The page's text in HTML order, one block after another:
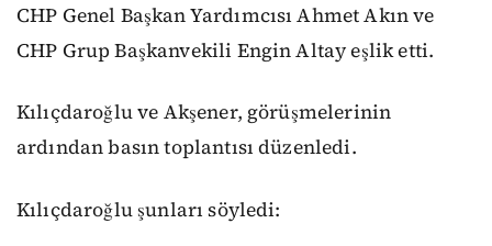
CHP Genel Başkan Yardımcısı Ahmet Akın ve
CHP Grup Başkanvekili Engin Altay eşlik etti.
Kılıçdaroğlu ve Akşener, görüşmelerinin
ardından basın toplantısı düzenledi.
Kılıçdaroğlu şunları söyledi: